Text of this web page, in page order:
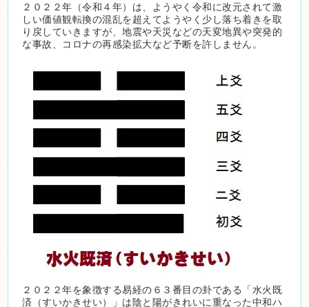
２０２２年（令和４年）は、ようやく令和に改元されて激
しい価値観転換の混乱を超えてようやく少し落ち着きを取
り戻していきますが、地震や天災などの天変地異や突発的
な事故、コロナの再感染拡大など予断を許しません。
２０２２年を象徴する易経の６３番目の卦である「水火既
済（すいかきせい）」は陰と陽がきれいに重なった中和ハ